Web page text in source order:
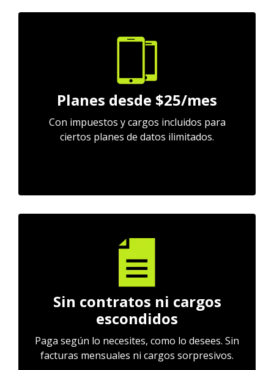
Planes desde $25/mes
Con impuestos y cargos incluidos para
ciertos planes de datos ilimitados.
Sin contratos ni cargos
escondidos
Paga según lo necesites, como lo desees. Sin
facturas mensuales ni cargos sorpresivos.